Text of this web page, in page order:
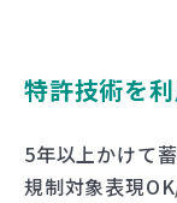
特許技術を
5年以上かけて
規制対象表現